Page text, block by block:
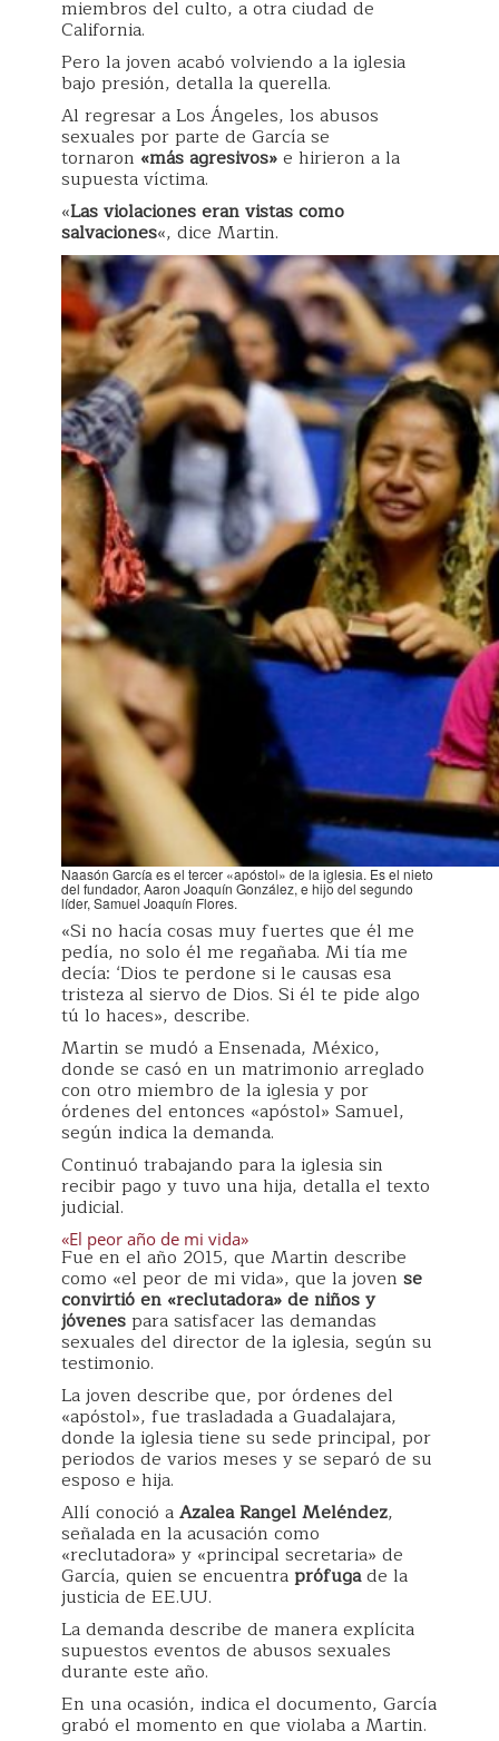
miembros del culto, a otra ciudad de
California.
Pero la joven acabó volviendo a la iglesia
bajo presión, detalla la querella.
Al regresar a Los Ángeles, los abusos
sexuales por parte de García se
tornaron «más agresivos»e hirieron a la
supuesta víctima.
«Las violaciones eran vistas como
salvaciones«, dice Martin.
Naasón García es el tercer «apóstol» de la iglesia. Es el nieto
del fundador, Aaron Joaquín González, e hijo del segundo
líder, Samuel Joaquín Flores.
«Si no hacía cosas muy fuertes que él me
pedía, no solo él me regañaba. Mi tía me
decía: ‘Dios te perdone si le causas esa
tristeza al siervo de Dios. Si él te pide algo
tú lo haces», describe.
Martin se mudó a Ensenada, México,
donde se casó en un matrimonio arreglado
con otro miembro de la iglesia y por
órdenes del entonces «apóstol» Samuel,
según indica la demanda.
Continuó trabajando para la iglesia sin
recibir pago y tuvo una hija, detalla el texto
judicial.
«El peor año de mi vida»
Fue en el año 2015, que Martin describe
como «el peor de mi vida», que la joven se
convirtió en «reclutadora» de niños y
jóvenespara satisfacer las demandas
sexuales del director de la iglesia, según su
testimonio.
La joven describe que, por órdenes del
«apóstol», fue trasladada a Guadalajara,
donde la iglesia tiene su sede principal, por
periodos de varios meses y se separó de su
esposo e hija.
Allí conoció aAzalea Rangel Meléndez,
señalada en la acusación como
«reclutadora» y «principal secretaria» de
García, quien se encuentraprófugade la
justicia de EE.UU.
La demanda describe de manera explícita
supuestos eventos de abusos sexuales
durante este año.
En una ocasión, indica el documento, García
grabó el momento en que violaba a Martin.